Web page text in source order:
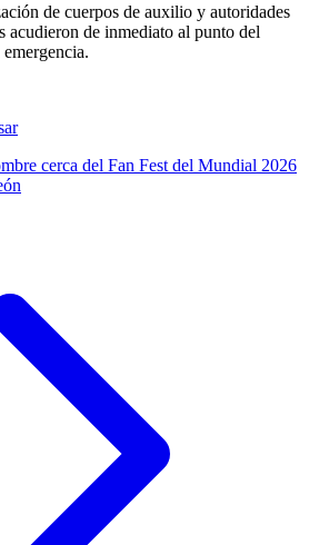
de cuerpos de auxilio y autoridades
acudieron de inmediato al punto del
cerca del Fan Fest del Mundial 2026